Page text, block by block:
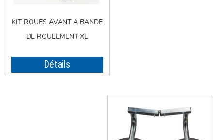
KIT ROUES AVANT A BANDE
DE ROULEMENT XL
Détails